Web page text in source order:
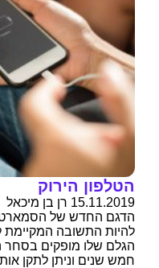
הטלפון הירוק
15.11.2019 רן בן מיכאל
הדגם החדש של
להיות התשובה המקיימת
הגלם שלו מופקים בסחר
חמש שנים וניתן לתקן